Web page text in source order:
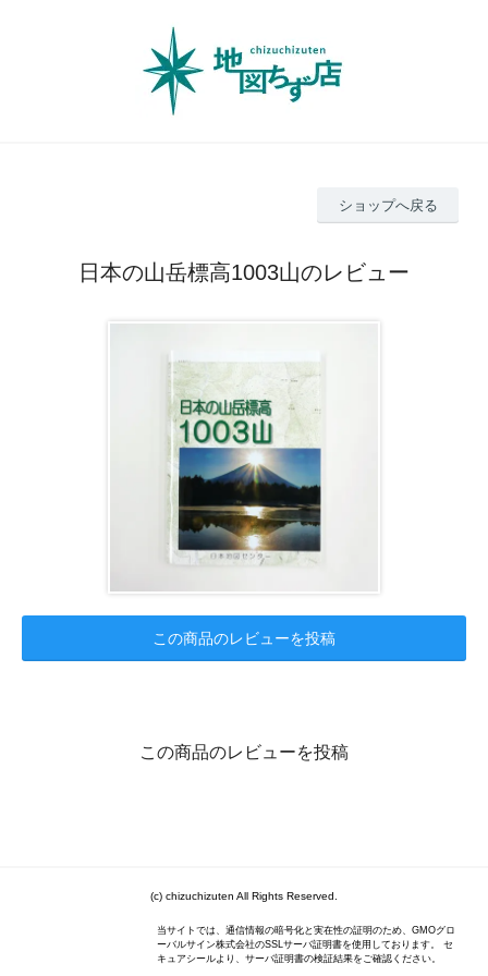
ショップへ戻る
日本の山岳標高1003山のレビュー
この商品のレビューを投稿
この商品のレビューを投稿
(c) chizuchizuten All Rights Reserved.
当サイトでは、通信情報の暗号化と実在性の証明のため、GMOグロ
ーバルサイン株式会社のSSLサーバ証明書を使用しております。 セ
キュアシールより、サーバ証明書の検証結果をご確認ください。